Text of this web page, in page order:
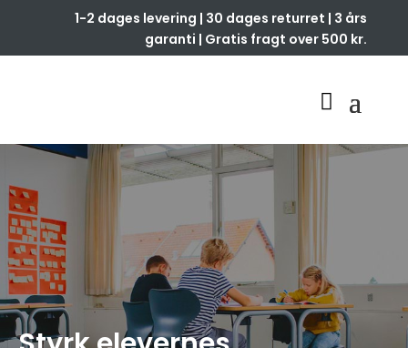
1-2 dages levering | 30 dages returret | 3 års
garanti | Gratis fragt over 500 kr.